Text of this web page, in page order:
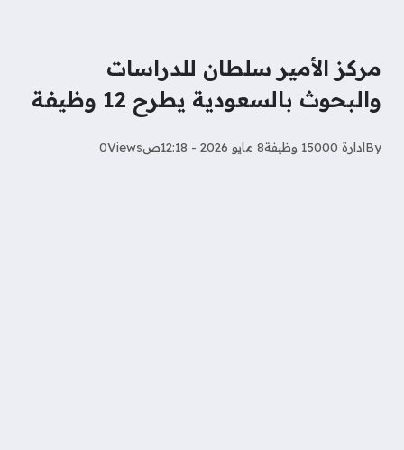
مركز الأمير سلطان للدراسات
والبحوث بالسعودية يطرح 12 وظيفة
Byادارة 15000 وظيفة 8 مايو 2026 - 12:18ص Views
0